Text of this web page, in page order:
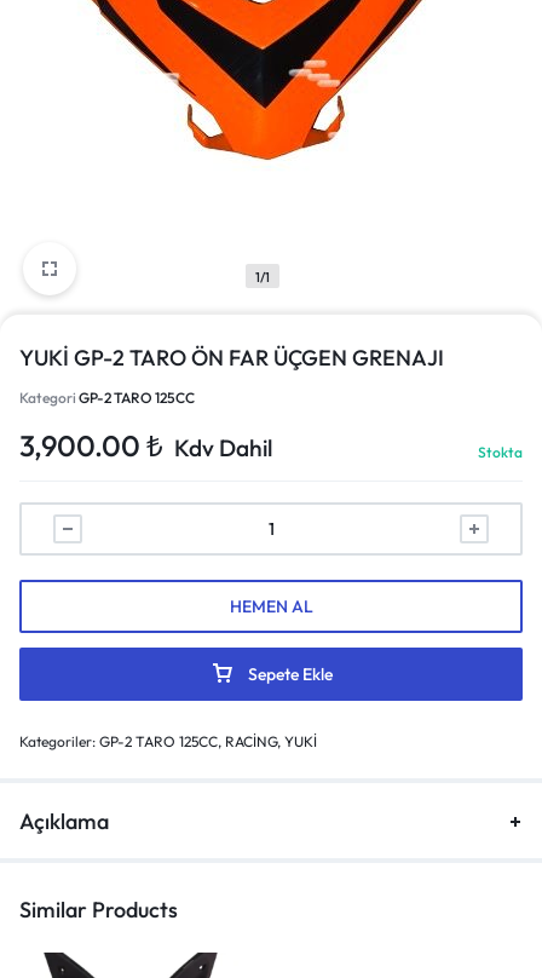
1/1
YUKİ GP-2 TARO ÖN FAR ÜÇGEN GRENAJI
Kategori GP-2 TARO 125CC
3,900.00 ₺ Kdv Dahil Stokta
Sepete Ekle
HEMEN AL
Kategoriler: GP-2 TARO 125CC, RACİNG, YUKİ
Açıklama
Similar Products